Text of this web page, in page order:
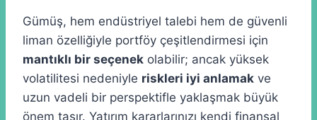
Gümüş, hem endüstriyel talebi hem de güvenli
liman özelliğiyle portföy çeşitlendirmesi için
mantıklı bir seçenek olabilir; ancak yüksek
volatilitesi nedeniyle riskleri iyi anlamak ve
uzun vadeli bir perspektifle yaklaşmak büyük
önem taşır. Yatırım kararlarınızı kendi finansal